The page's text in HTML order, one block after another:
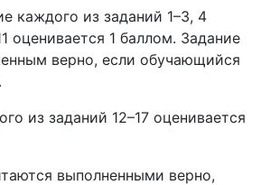
каждого из заданий 1–3, 4
оценивается 1 баллом. Задание
верно, если обучающийся
из заданий 12–17 оценивается
выполненными верно,